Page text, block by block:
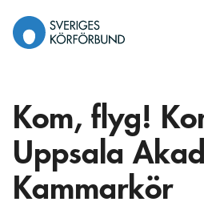
innehåll
Kom, flyg!
Uppsala
Kammarkör